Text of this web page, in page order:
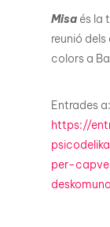
Misaés la
reunió
colors a
Entrades a:
https://
per-